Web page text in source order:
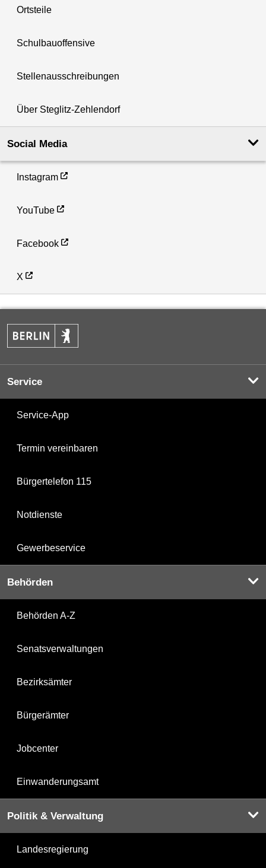
Ortsteile
Schulbauoffensive
Stellenausschreibungen
Über Steglitz-Zehlendorf
Social Media
Instagram
YouTube
Facebook
X
Service
Service-App
Termin vereinbaren
Bürgertelefon 115
Notdienste
Gewerbeservice
Behörden
Behörden A-Z
Senatsverwaltungen
Bezirksämter
Bürgerämter
Jobcenter
Einwanderungsamt
Politik & Verwaltung
Landesregierung